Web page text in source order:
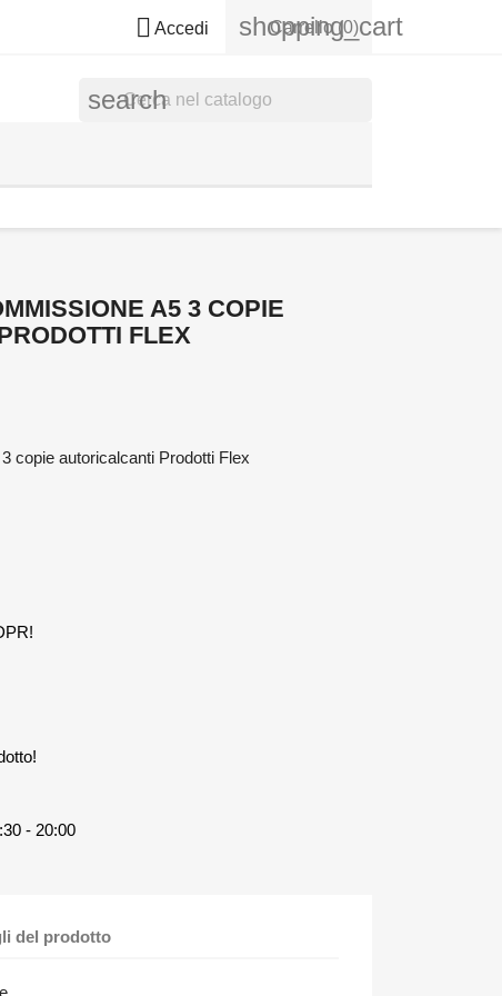
 Accedi shopping_cart
Carrello (0)
search
A5 3 COPIE
FLEX
copie autoricalcanti Prodotti Flex
- 20:00
del prodotto